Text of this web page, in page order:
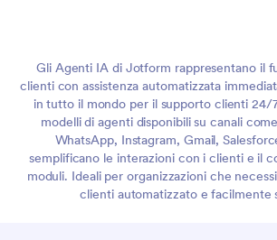
Gli Agenti IA di Jotform rappresentano il
clienti con assistenza automatizzata
in tutto il mondo per il supporto clienti 24/
modelli di agenti disponibili su canali
WhatsApp, Instagram, Gmail,
semplificano le interazioni con i clienti e il
moduli. Ideali per organizzazioni che
clienti automatizzato e facilmente